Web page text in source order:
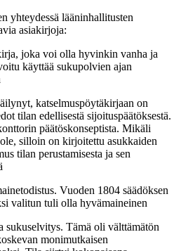
yhteydessä lääninhallitusten
asiakirjoja:
joka voi olla hyvinkin vanha ja
käyttää sukupolvien ajan
katselmuspöytäkirjaan on
tilan edellisestä sijoituspäätöksestä.
päätöskonseptista. Mikäli
silloin on kirjoitettu asukkaiden
tilan perustamisesta ja sen
Vuoden 1804 säädöksen
valitun tuli olla hyvämaineinen
sukuselvitys. Tämä oli välttämätön
monimutkaisen